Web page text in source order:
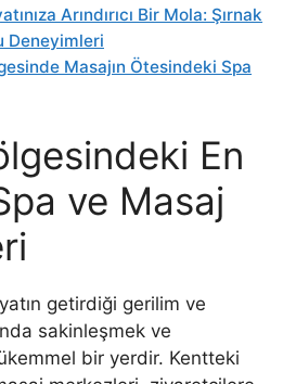
Arındırıcı Bir Mola: Şırnak
Deneyimleri
Masajın Ötesindeki Spa
En
ve Masaj
getirdiği gerilim ve
sakinleşmek ve
bir yerdir. Kentteki